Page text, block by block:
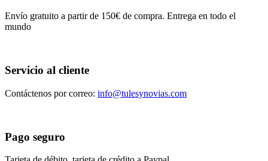
Envío gratuito a partir de 150€ de compra. Entrega en todo el
mundo
Servicio al cliente
Contáctenos por correo: info@tulesynovias.com
Pago seguro